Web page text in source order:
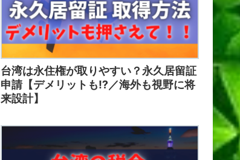
台湾は永住権が取りやすい？永久居留証
申請【デメリットも⁉／海外も視野に将
来設計】